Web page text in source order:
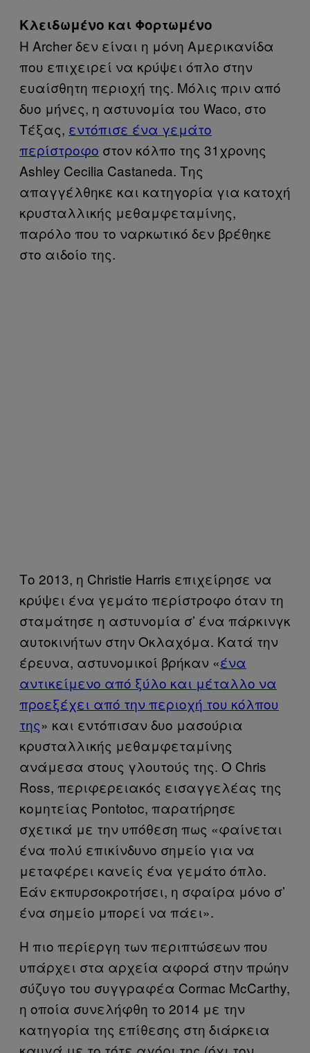
Κλειδωμένο και Φορτωμένο
Η Archer δεν είναι η μόνη Αμερικανίδα
που επιχειρεί να κρύψει όπλο στην
ευαίσθητη περιοχή της. Μόλις πριν από
δυο μήνες, η αστυνομία του Waco, στο
Τέξας, εντόπισε ένα γεμάτο
περίστροφο στον κόλπο της 31χρονης
Ashley Cecilia Castaneda. Της
απαγγέλθηκε και κατηγορία για κατοχή
κρυσταλλικής μεθαμφεταμίνης,
παρόλο που το ναρκωτικό δεν βρέθηκε
στο αιδοίο της.
Το 2013, η Christie Harris επιχείρησε να
κρύψει ένα γεμάτο περίστροφο όταν τη
σταμάτησε η αστυνομία σ’ ένα πάρκινγκ
αυτοκινήτων στην Οκλαχόμα. Κατά την
έρευνα, αστυνομικοί βρήκαν «ένα
αντικείμενο από ξύλο και μέταλλο να
προεξέχει από την περιοχή του κόλπου
της» και εντόπισαν δυο μασούρια
κρυσταλλικής μεθαμφεταμίνης
ανάμεσα στους γλουτούς της. Ο Chris
Ross, περιφερειακός εισαγγελέας της
κομητείας Pontotoc, παρατήρησε
σχετικά με την υπόθεση πως «φαίνεται
ένα πολύ επικίνδυνο σημείο για να
μεταφέρει κανείς ένα γεμάτο όπλο.
Εάν εκπυρσοκροτήσει, η σφαίρα μόνο σ’
ένα σημείο μπορεί να πάει».
Η πιο περίεργη των περιπτώσεων που
υπάρχει στα αρχεία αφορά στην πρώην
σύζυγο του συγγραφέα Cormac McCarthy,
η οποία συνελήφθη το 2014 με την
κατηγορία της επίθεσης στη διάρκεια